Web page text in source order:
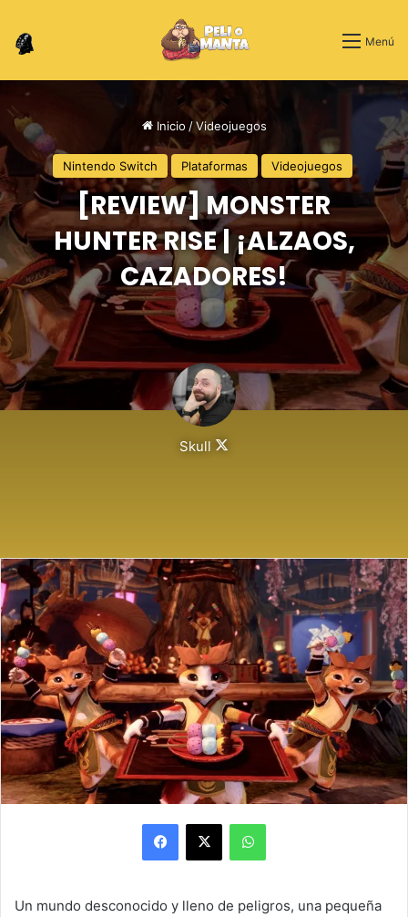
Switch skin Menú
Inicio / Videojuegos
Nintendo Switch Plataformas Videojuegos
[REVIEW] MONSTER
HUNTER RISE | ¡ALZAOS,
CAZADORES!
Skull
Facebook
X WhatsApp
Un mundo desconocido y lleno de peligros, una pequeña